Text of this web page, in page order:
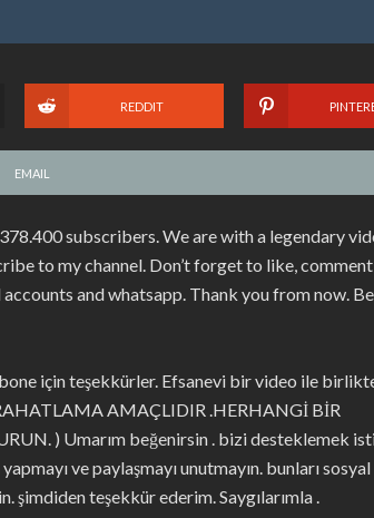
REDDIT
EMAIL
subscribers. We are with a legendary
to my channel. Don’t forget to like,
and whatsapp. Thank you from now.
için teşekkürler. Efsanevi bir video ile
AMAÇLIDIR .HERHANGİ BİR
) Umarım beğenirsin . bizi desteklemek
ve paylaşmayı unutmayın. bunları sosyal
şimdiden teşekkür ederim. Saygılarımla .